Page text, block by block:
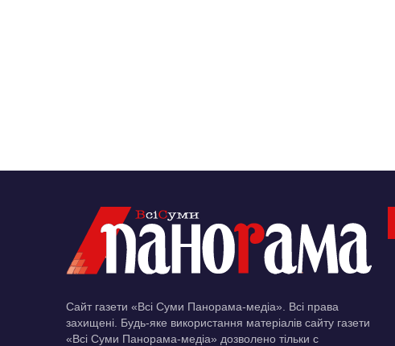
Сайт газети «Всі Суми Панорама-медіа». Всі права
захищені. Будь-яке використання матеріалів сайту газети
«Всі Суми Панорама-медіа» дозволено тільки c